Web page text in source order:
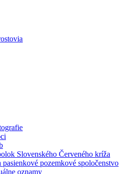
Slovenského Červeného kríža
pasienkové pozemkové spoločenstvo
oznamy